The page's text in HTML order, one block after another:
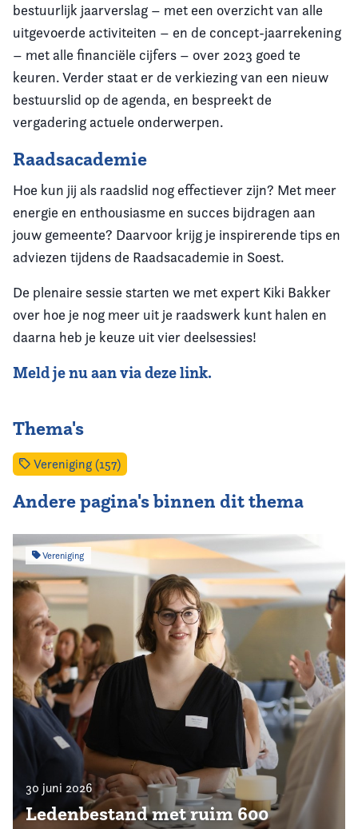
bestuurlijk jaarverslag – met een overzicht van alle
uitgevoerde activiteiten – en de concept-jaarrekening
– met alle financiële cijfers – over 2023 goed te
keuren. Verder staat er de verkiezing van een nieuw
bestuurslid op de agenda, en bespreekt de
vergadering actuele onderwerpen.
Raadsacademie
Hoe kun jij als raadslid nog effectiever zijn? Met meer
energie en enthousiasme en succes bijdragen aan
jouw gemeente? Daarvoor krijg je inspirerende tips en
adviezen tijdens de Raadsacademie in Soest.
De plenaire sessie starten we met expert Kiki Bakker
over hoe je nog meer uit je raadswerk kunt halen en
daarna heb je keuze uit vier deelsessies!
Meld je nu aan via deze link.
Thema's
Vereniging (157)
Andere pagina's binnen dit thema
Vereniging
30 juni 2026
Ledenbestand met ruim 600